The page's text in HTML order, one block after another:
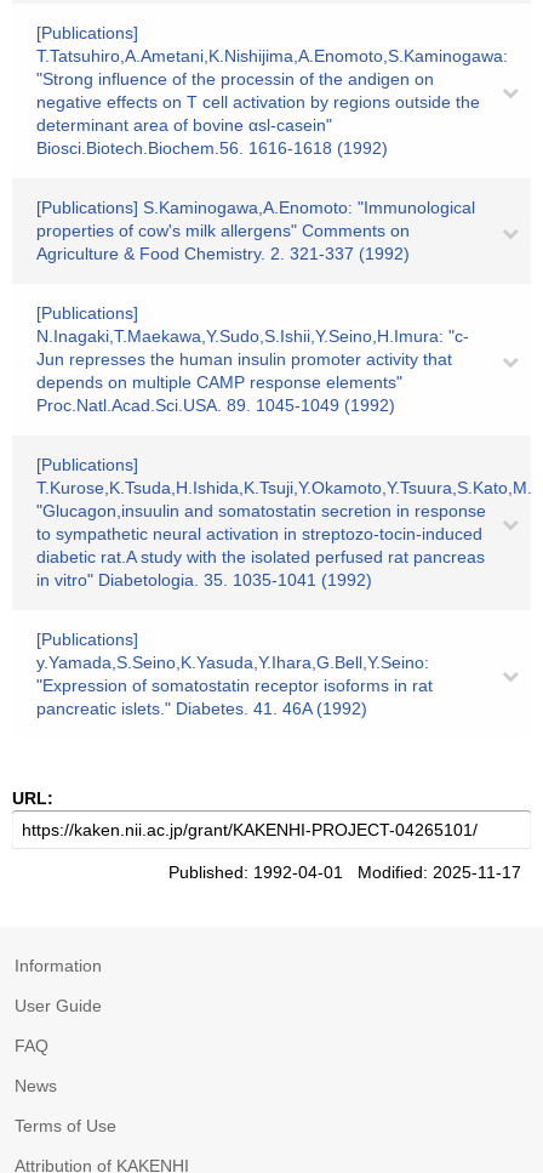
[Publications]
T.Tatsuhiro,A.Ametani,K.Nishijima,A.Enomoto,S.Kaminogawa:
"Strong influence of the processin of the andigen on
negative effects on T cell activation by regions outside the
determinant area of bovine αsl-casein"
Biosci.Biotech.Biochem.56. 1616-1618 (1992)
[Publications] S.Kaminogawa,A.Enomoto: "Immunological
properties of cow's milk allergens" Comments on
Agriculture & Food Chemistry. 2. 321-337 (1992)
[Publications]
N.Inagaki,T.Maekawa,Y.Sudo,S.Ishii,Y.Seino,H.Imura: "c-
Jun represses the human insulin promoter activity that
depends on multiple CAMP response elements"
Proc.Natl.Acad.Sci.USA. 89. 1045-1049 (1992)
[Publications]
"Glucagon,insuulin and somatostatin secretion in response
to sympathetic neural activation in streptozo-tocin-induced
diabetic rat.A study with the isolated perfused rat pancreas
in vitro" Diabetologia. 35. 1035-1041 (1992)
[Publications]
y.Yamada,S.Seino,K.Yasuda,Y.Ihara,G.Bell,Y.Seino:
"Expression of somatostatin receptor isoforms in rat
pancreatic islets." Diabetes. 41. 46A (1992)
URL:
Published: 1992-04-01 Modified: 2025-11-17
Information
User Guide
FAQ
News
Terms of Use
Attribution of KAKENHI